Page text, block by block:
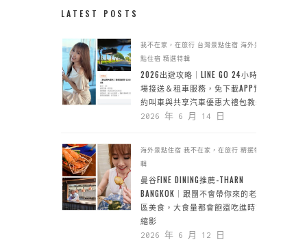
LATEST POSTS
我不在家，在旅行 台灣景點住宿 海外景
點住宿 精選特輯
2026出遊攻略｜LINE GO 24小時機
場接送＆租車服務，免下載APP預
約叫車與共享汽車優惠大禮包教學
2026 年 6 月 14 日
海外景點住宿 我不在家，在旅行 精選特
輯
曼谷FINE DINING推薦-THARN
BANGKOK｜跟團不會帶你來的老城
區美食，大食量都會飽還吃進時空
縮影
2026 年 6 月 12 日